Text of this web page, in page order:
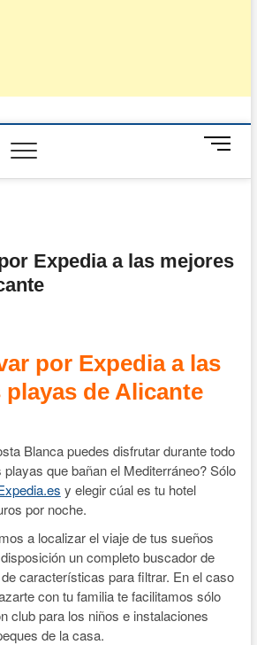
B
t
e
Expedia a las mejores
por Expedia a las
playas de Alicante
Blanca puedes disfrutar durante todo
que bañan el Mediterráneo? Sólo
y elegir cúal es tu hotel
por noche.
a localizar el viaje de tus sueños
un completo buscador de
características para filtrar. En el caso
con tu familia te facilitamos sólo
club para los niños e instalaciones
de la casa.